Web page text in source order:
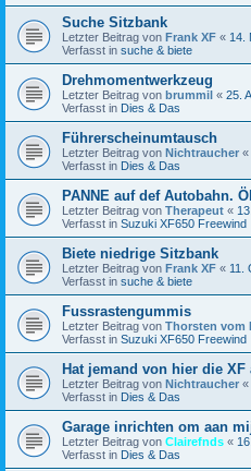
Suche Sitzbank
Letzter Beitrag von Frank XF « 14.
Verfasst in suche & biete
Drehmomentwerkzeug
Letzter Beitrag von brummil « 25.
Verfasst in Dies & Das
Führerscheinumtausch
Letzter Beitrag von Nichtraucher «
Verfasst in Dies & Das
PANNE auf def Autobahn.
Letzter Beitrag von Therapeut «
Verfasst in Suzuki XF650 Freewind
Biete niedrige Sitzbank
Letzter Beitrag von Frank XF « 11.
Verfasst in suche & biete
Fussrastengummis
Letzter Beitrag von Thorsten vom
Verfasst in Suzuki XF650 Freewind
Hat jemand von hier die XF
Letzter Beitrag von Nichtraucher «
Verfasst in Dies & Das
Garage inrichten om aan
Letzter Beitrag von Clairefnds «
Verfasst in Dies & Das